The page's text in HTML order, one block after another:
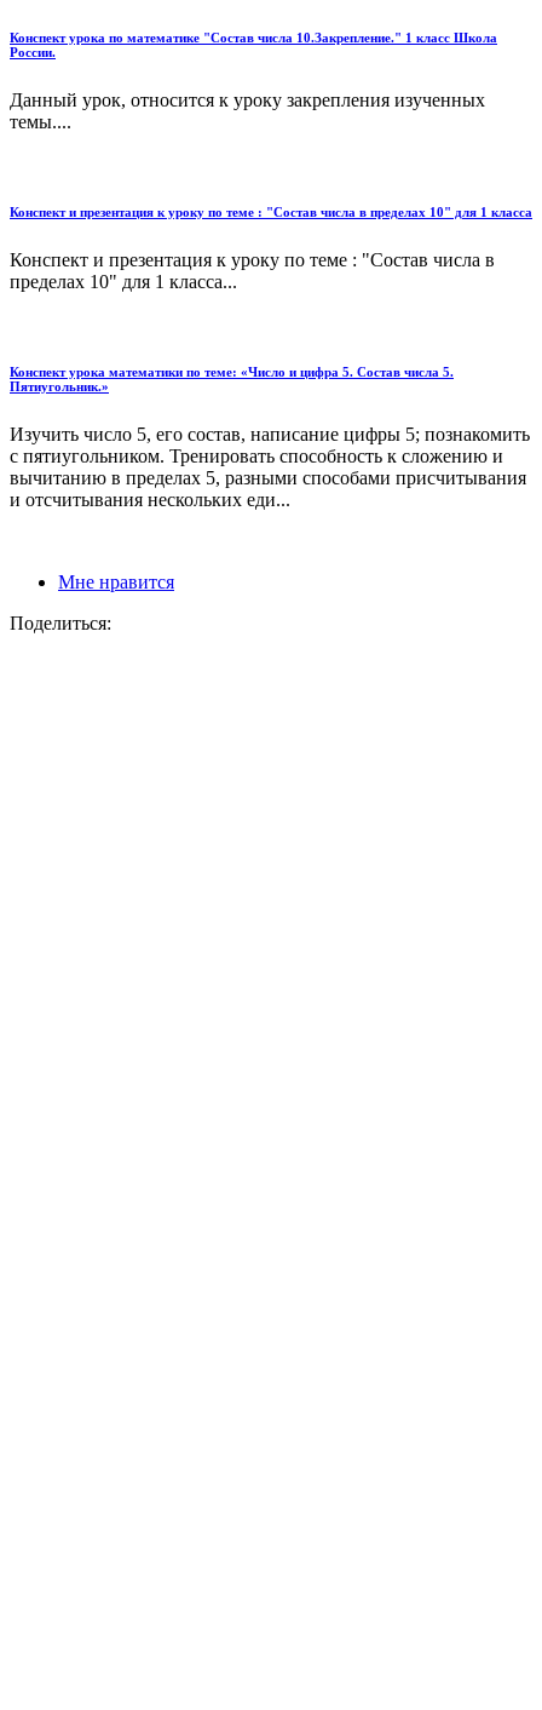
Конспект урока по математике "Состав числа 10.Закрепление." 1 класс Школа
России.
Данный урок, относится к уроку закрепления изученных
темы....
Конспект и презентация к уроку по теме : "Состав числа в пределах 10" для 1 класса
Конспект и презентация к уроку по теме : "Состав числа в
пределах 10" для 1 класса...
Конспект урока математики по теме: «Число и цифра 5. Состав числа 5.
Пятиугольник.»
Изучить число 5, его состав, написание цифры 5; познакомить
с пятиугольником. Тренировать способность к сложению и
вычитанию в пределах 5, разными способами присчитывания
и отсчитывания нескольких еди...
Мне нравится
Поделиться: